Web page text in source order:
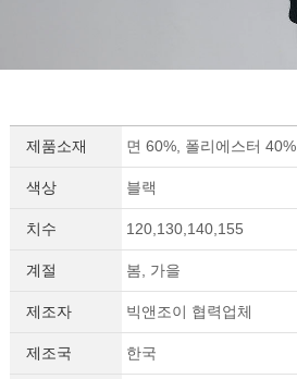
제품소재 면 60%, 폴리에스터 40%
색상 블랙
치수 120,130,140,155
계절 봄, 가을
제조자 빅앤조이 협력업체
제조국 한국